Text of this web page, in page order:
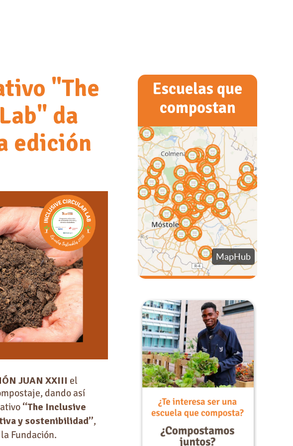
"The
da
edición
JUAN XXIII el
dando así
“The Inclusive
y sostenibilidad”,
Fundación.
Escuelas que
compostan